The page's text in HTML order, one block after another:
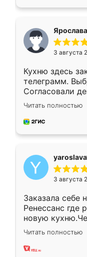
Ярослава
3 августа
Кухню здесь
телеграмм.
Согласовали
недели кухня
довольны
мебель за
Читать полностью
3 августа
Заказала себе
Ренессанс где
новую
вполне
два года,
Читать полностью